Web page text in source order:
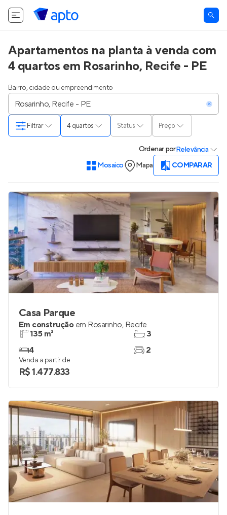
Apartamentos na planta à venda com
4 quartos em Rosarinho, Recife - PE
Bairro, cidade ou empreendimento
4 quartos Status Preço
Filtrar
OrdenarporRelevância
Mosaico
Mapa COMPARAR
Casa Parque
Em construção em Rosarinho, Recife
135 m²
4
3
2
Venda a partir de
R$ 1.477.833